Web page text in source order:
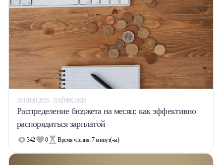
30 ИЮЛ 2026 · ЛАЙФХАКИ
Распределение бюджета на месяц: как эффективно
распорядиться зарплатой
342 0 Время чтения:7минут(-ы)